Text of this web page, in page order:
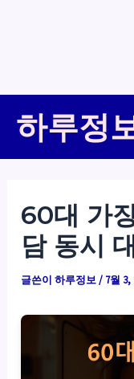
하루정
60대 가
담 동시
글쓴이하루정보/ 7월 3,